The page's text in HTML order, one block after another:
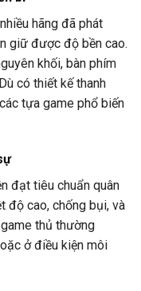
hãng đã phát
giữ được độ bền cao.
khối, bàn phím
có thiết kế thanh
tựa game phổ biến
đạt tiêu chuẩn quân
độ cao, chống bụi, và
thủ thường
ở điều kiện môi